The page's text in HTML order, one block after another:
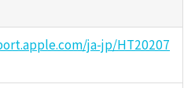
ja-jp/HT20207